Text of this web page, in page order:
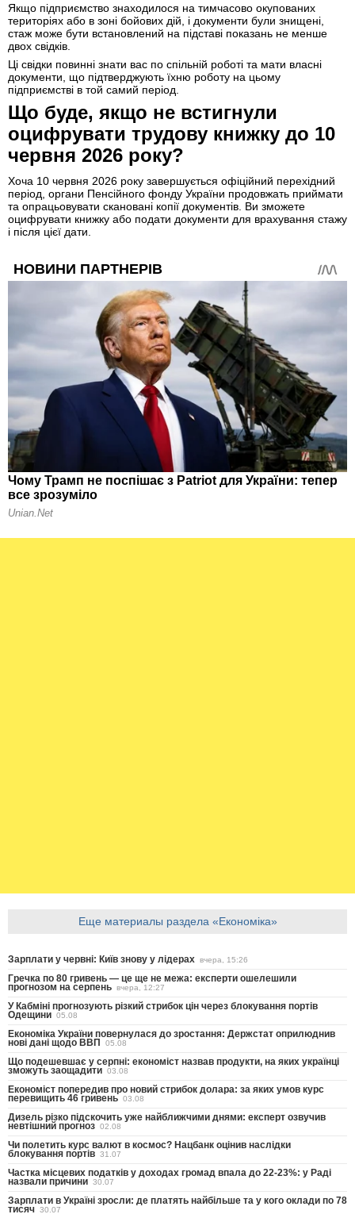
Якщо підприємство знаходилося на тимчасово окупованих
територіях або в зоні бойових дій, і документи були знищені,
стаж може бути встановлений на підставі показань не менше
двох свідків.
Ці свідки повинні знати вас по спільній роботі та мати власні
документи, що підтверджують їхню роботу на цьому
підприємстві в той самий період.
Що буде, якщо не встигнули
оцифрувати трудову книжку до 10
червня 2026 року?
Хоча 10 червня 2026 року завершується офіційний перехідний
період, органи Пенсійного фонду України продовжать приймати
та опрацьовувати скановані копії документів. Ви зможете
оцифрувати книжку або подати документи для врахування стажу
і після цієї дати.
Еще материалы раздела «Економіка»
Зарплати у червні: Київ знову у лідерах вчера, 15:26
Гречка по 80 гривень — це ще не межа: експерти ошелешили
прогнозом на серпень вчера, 12:27
У Кабміні прогнозують різкий стрибок цін через блокування портів
Одещини 05.08
Економіка України повернулася до зростання: Держстат оприлюднив
нові дані щодо ВВП 05.08
Що подешевшає у серпні: економіст назвав продукти, на яких українці
зможуть заощадити 03.08
Економіст попередив про новий стрибок долара: за яких умов курс
перевищить 46 гривень 03.08
Дизель різко підскочить уже найближчими днями: експерт озвучив
невтішний прогноз 02.08
Чи полетить курс валют в космос? Нацбанк оцінив наслідки
блокування портів 31.07
Частка місцевих податків у доходах громад впала до 22-23%: у Раді
назвали причини 30.07
Зарплати в Україні зросли: де платять найбільше та у кого оклади по 78
тисяч 30.07